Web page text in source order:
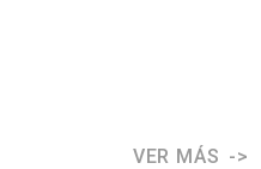
VER MÁS